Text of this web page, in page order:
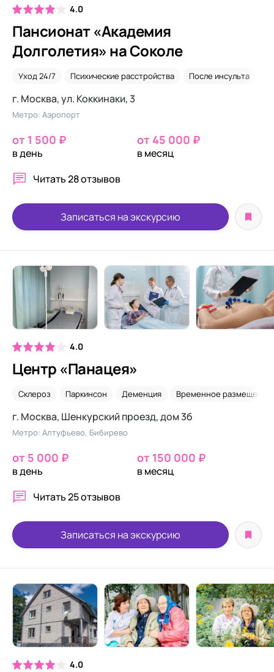
4.0
Пансионат «Академия
Долголетия» на Соколе
Уход 24/7 Психические расстройства После инсульта
г. Москва, ул. Коккинаки, 3
Метро: Аэропорт
от 1 500 ₽
в день
от 45 000 ₽
в месяц
Читать28 отзывов
Записаться на экскурсию
4.0
Центр «Панацея»
Склероз Паркинсон Деменция Временное размещение
г. Москва, Шенкурский проезд, дом 3б
Метро: Алтуфьево, Бибирево
от 5 000 ₽
в день
от 150 000 ₽
в месяц
Читать25 отзывов
Записаться на экскурсию
4.0